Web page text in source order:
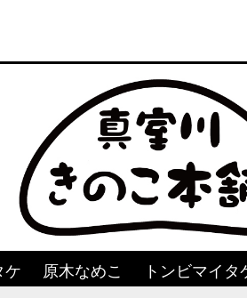
ケ 原木なめこ トンビマイタ